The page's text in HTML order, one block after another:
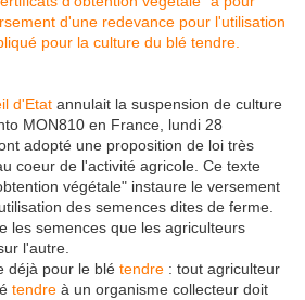
d'Etat annulait la suspension de culture
MON810 en France, lundi 28
adopté une proposition de loi très
coeur de l'activité agricole. Ce texte
végétale" instaure le versement
des semences dites de ferme.
les semences que les agriculteurs
l'autre.
déjà pour le blé tendre : tout agriculteur
tendre à un organisme collecteur doit